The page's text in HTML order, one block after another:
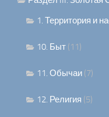
1. Территория и
10. Быт (11)
11. Обычаи (7)
12. Религия (5)